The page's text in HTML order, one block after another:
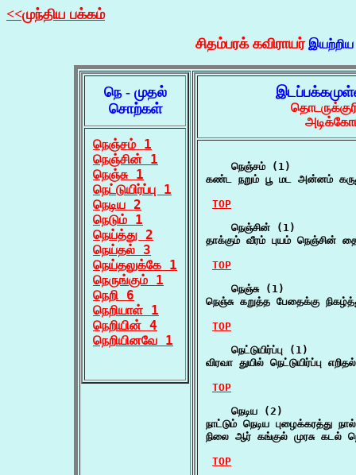
<<முந்திய பக்கம்
சிதம்பரக் கவிராயர் இயற்றிய
நெ - முதல்
சொற்கள்
நெஞ்சம் 1
நெஞ்சின் 1
நெஞ்சு 1
நெட்டுயிர்ப்பு 1
நெடிய 2
நெடும் 1
நெய்த்து 2
நெய்தல் 3
நெய்தலுக்கே 1
நெருங்கும் 1
நெறி 6
நெறியாள் 1
நெறியின் 4
நெறியினவே 1
    நெஞ்சம் (1)
கண்ட நறும் பூ மட அன்னம்
TOP
    நெஞ்சின் (1)
தாக்கும் வீரம் புயம் நெஞ்சின்
TOP
    நெஞ்சு (1)
நெஞ்சு கறுத்த பேதைக்கு
TOP
    நெட்டுயிர்ப்பு (1)
விரவா துயில் நெட்டுயிர்ப்பு
TOP
    நெடிய (2)
நாட்டும் நெடிய புழைக்கரத்து
நிலை ஆர் கங்குல் முரசு கடல்
TOP